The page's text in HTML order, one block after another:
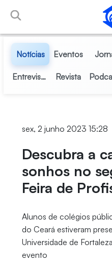
Pular para o Conteúdo
Notícias Eventos
Entrevistas Revista
sex, 2 junho 2023 15:28
Descubra a
sonhos no
Feira de
Alunos de colégios
do Ceará estiveram
Universidade de
evento